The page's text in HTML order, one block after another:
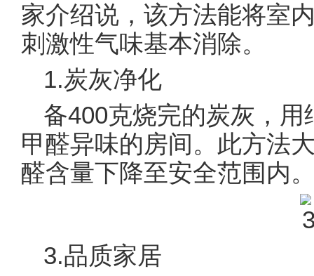
家介绍说，该方法能将室
刺激性气味基本消除。
1.炭灰净化
备400克烧完的炭灰，
甲醛异味的房间。此方法
醛含量下降至安全范围内
3.品质家居